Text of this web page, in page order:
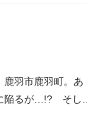
羽市鹿羽町。あ
陥るが…!? そして